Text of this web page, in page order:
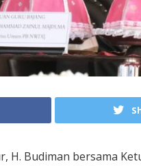
Budiman bersama